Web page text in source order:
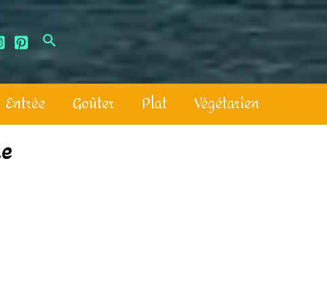
Entrée Goûter Plat Végétarien